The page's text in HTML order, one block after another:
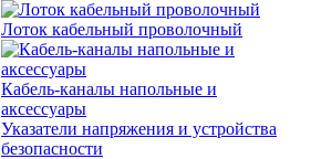
Лоток кабельный проволочный
Кабель-каналы напольные и
аксессуары
Указатели напряжения и устройства
безопасности